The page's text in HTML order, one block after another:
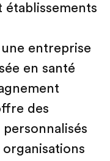
établissements
entreprise
en santé
des